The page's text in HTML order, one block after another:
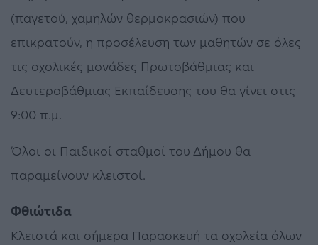
(παγετού, χαμηλών θερμοκρασιών) που
επικρατούν, η προσέλευση των μαθητών σε όλες
τις σχολικές μονάδες Πρωτοβάθμιας και
Δευτεροβάθμιας Εκπαίδευσης του θα γίνει στις
9:00 π.μ.
Όλοι οι Παιδικοί σταθμοί του Δήμου θα
παραμείνουν κλειστοί.
Φθιώτιδα
Κλειστά και σήμερα Παρασκευή τα σχολεία όλων